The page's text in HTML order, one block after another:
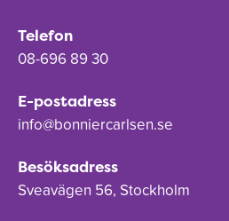
Telefon
08-696 89 30
E-postadress
info@bonniercarlsen.se
Besöksadress
Sveavägen 56, Stockholm